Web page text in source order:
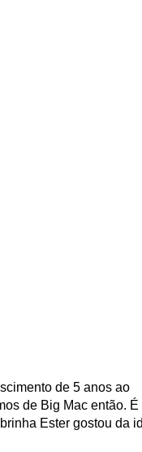
de 5 anos ao
de Big Mac então. É
Ester gostou da